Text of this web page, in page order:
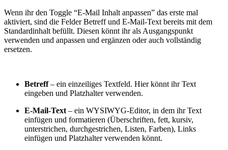
Wenn ihr den Toggle “E-Mail Inhalt anpassen” das erste mal
aktiviert, sind die Felder Betreff und E-Mail-Text bereits mit dem
Standardinhalt befüllt. Diesen könnt ihr als Ausgangspunkt
verwenden und anpassen und ergänzen oder auch vollständig
ersetzen.
Betreff– ein einzeiliges Textfeld. Hier könnt ihr Text
eingeben und Platzhalter verwenden.
E-Mail-Text – ein WYSIWYG-Editor, in dem ihr Text
einfügen und formatieren (Überschriften, fett, kursiv,
unterstrichen, durchgestrichen, Listen, Farben), Links
einfügen und Platzhalter verwenden könnt.